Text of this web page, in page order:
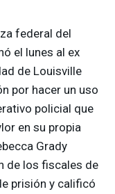
federal del
el lunes al ex
de Louisville
por hacer un uso
policial que
en su propia
Grady
de los fiscales de
prisión y calificó